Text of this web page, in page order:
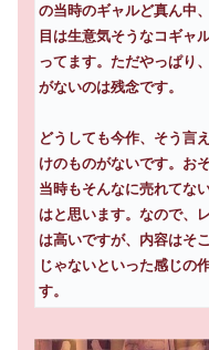
の当時のギャルど真ん中
目は生意気そうなコギャ
ってます。ただやっぱり
がないのは残念です。
どうしても今作、そう言
けのものがないです。お
当時もそんなに売れてな
はと思います。なので、
は高いですが、内容はそ
じゃないといった感じの
す。